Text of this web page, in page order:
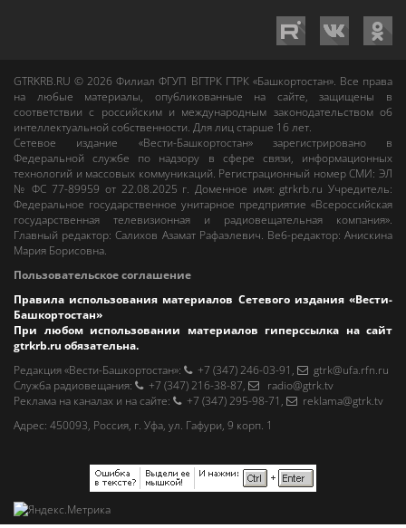
GTRKRB.RU © 2026Филиал ФГУП ВГТРК ГТРК «Башкортостан». Все права
на любые материалы, опубликованные на сайте, защищены в
соответствии с российским и международным законодательством об
интеллектуальной собственности. Для лиц старше 16 лет.
Сетевое издание «Вести-Башкортостан»зарегистрировано в
Федеральной службе по надзору в сфере связи, информационных
технологий и массовых коммуникаций. Регистрационный номер СМИ: ЭЛ
№ ФС 77-89959 от 22.08.2025 г. Доменное имя:gtrkrb.ru Учредитель:
Федеральное государственное унитарное предприятие «Всероссийская
государственная телевизионная и радиовещательная компания».
Главный редактор:Салихов Азамат Рафаэлевич. Веб-редактор:Анискина
Мария Борисовна.
Пользовательское соглашение
Правила использования материалов Сетевого издания «Вести-
Башкортостан»
При любом использовании материалов гиперссылка на сайт
gtrkrb.ru обязательна.
Редакция «Вести-Башкортостан»: +7 (347) 246-03-91 ,
gtrk@ufa.rfn.ru
Cлужба радиовещания: +7 (347) 216-38-87,
radio@gtrk.tv
Реклама на каналах и на сайте: +7 (347) 295-98-71 ,
reklama@gtrk.tv
Адрес: 450093, Россия, г. Уфа, ул. Гафури, 9 корп. 1